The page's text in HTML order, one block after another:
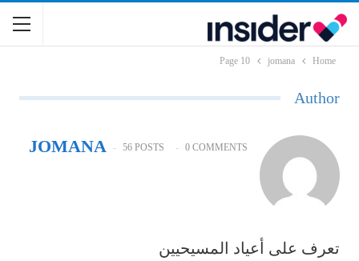
Home
jomana
Page 10
Author
JOMANA 56 POSTS 0 COMMENTS
تعرف على أعياد المسيحيين